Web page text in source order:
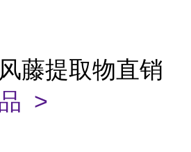
藤提取物直销
>